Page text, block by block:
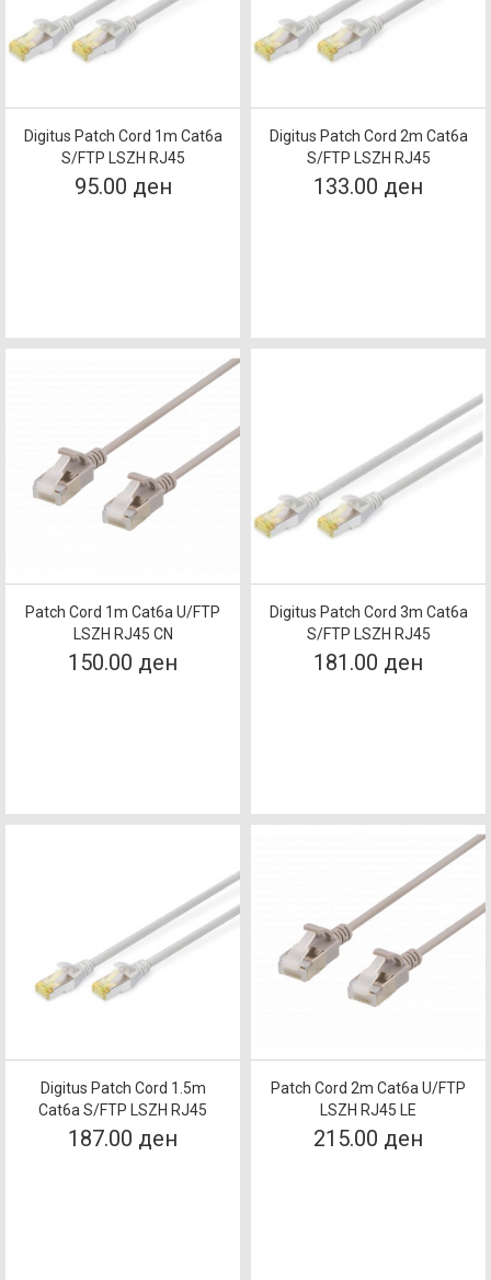
Digitus Patch Cord 1m Cat6a
S/FTP LSZH RJ45
95.00 ден
Digitus Patch Cord 2m Cat6a
S/FTP LSZH RJ45
133.00 ден
Patch Cord 1m Cat6a U/FTP
LSZH RJ45 CN
150.00 ден
Digitus Patch Cord 3m Cat6a
S/FTP LSZH RJ45
181.00 ден
Digitus Patch Cord 1.5m
Cat6a S/FTP LSZH RJ45
187.00 ден
Patch Cord 2m Cat6a U/FTP
LSZH RJ45 LE
215.00 ден